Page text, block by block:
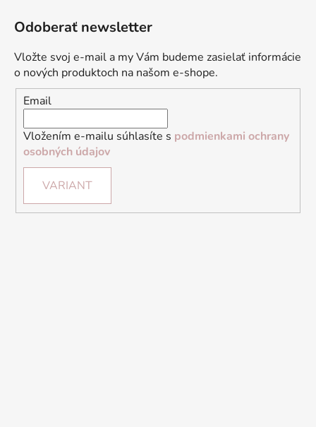
Odoberať newsletter
Vložte svoj e-mail a my Vám budeme zasielať informácie
o nových produktoch na našom e-shope.
Email
Vložením e-mailu súhlasíte s podmienkami ochrany
osobných údajov
VARIANT